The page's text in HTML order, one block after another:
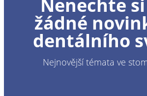
practice: A Practical approach
Amit Patel
Nenechte
žádné
dentálního
Nejnovější témata ve